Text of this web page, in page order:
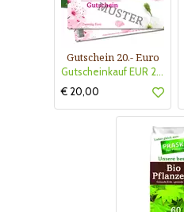
Gutschein 20.- Euro
Gutscheinkauf EUR 20.-
€ 20,00